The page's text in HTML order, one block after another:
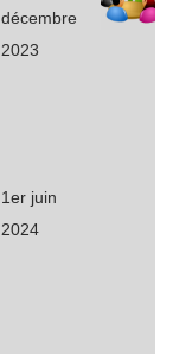
décembre
2023
1er juin
2024